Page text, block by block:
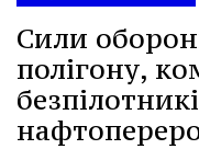
Сили
полігону,